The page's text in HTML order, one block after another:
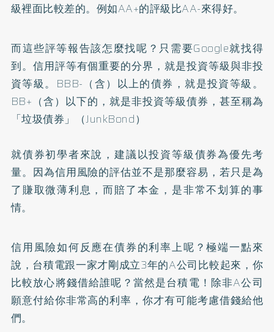
級裡面比較差的。例如AA+的評級比AA-來得好。
而這些評等報告該怎麼找呢？只需要Google就找得
到。信用評等有個重要的分界，就是投資等級與非投
資等級。BBB-（含）以上的債券，就是投資等級。
BB+（含）以下的，就是非投資等級債券，甚至稱為
「垃圾債券」（JunkBond）
就債券初學者來說，建議以投資等級債券為優先考
量。因為信用風險的評估並不是那麼容易，若只是為
了賺取微薄利息，而賠了本金，是非常不划算的事
情。
信用風險如何反應在債券的利率上呢？極端一點來
說，台積電跟一家才剛成立3年的A公司比較起來，你
比較放心將錢借給誰呢？當然是台積電！除非A公司
願意付給你非常高的利率，你才有可能考慮借錢給他
們。